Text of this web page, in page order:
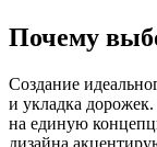
Почему
Создание
и укладка дорожек.
на единую
дизайна